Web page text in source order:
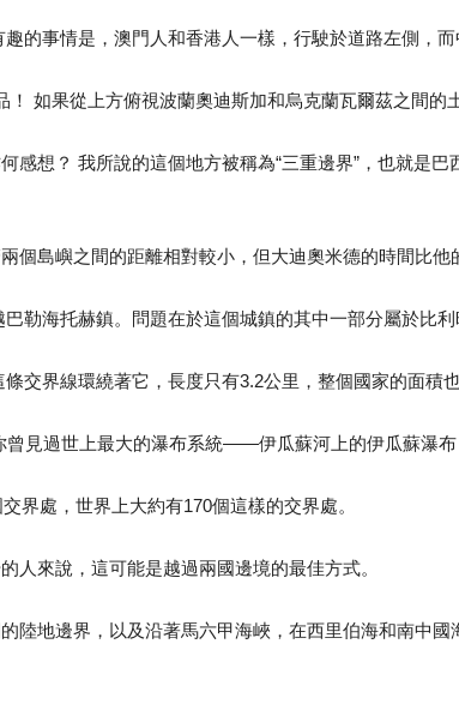
的事情是，澳門人和香港人一樣，行駛於道路左側，而
如果從上方俯視波蘭奧迪斯加和烏克蘭瓦爾茲之間的
想？ 我所說的這個地方被稱為“三重邊界”，也就是
個島嶼之間的距離相對較小，但大迪奧米德的時間比他
勒海托赫鎮。問題在於這個城鎮的其中一部分屬於比利
交界線環繞著它，長度只有3.2公里，整個國家的面積也
見過世上最大的瀑布系統——伊瓜蘇河上的伊瓜蘇瀑布
界處，世界上大約有170個這樣的交界處。
人來說，這可能是越過兩國邊境的最佳方式。
地邊界，以及沿著馬六甲海峽，在西里伯海和南中國